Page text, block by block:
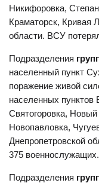
Никифоровка,
Краматорск, Кривая
области. ВСУ
Подразделения
населенный пункт
поражение живой
населенных пунктов
Святогоровка,
Новопавловка,
Днепропетровской
375 военнослужащих.
Подразделения